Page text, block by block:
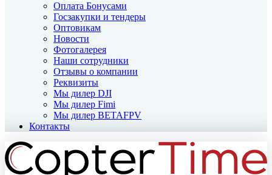
Оплата Бонусами
Госзакупки и тендеры
Оптовикам
Новости
Фотогалерея
Наши сотрудники
Отзывы о компании
Реквизиты
Мы дилер DJI
Мы дилер Fimi
Мы дилер BETAFPV
Контакты